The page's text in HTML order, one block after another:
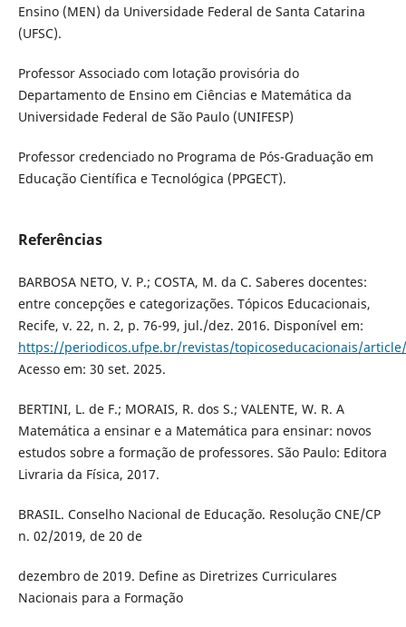
Ensino (MEN) da Universidade Federal de Santa Catarina
(UFSC).
Professor Associado com lotação provisória do
Departamento de Ensino em Ciências e Matemática da
Universidade Federal de São Paulo (UNIFESP)
Professor credenciado no Programa de Pós-Graduação em
Educação Científica e Tecnológica (PPGECT).
Referências
BARBOSA NETO, V. P.; COSTA, M. da C. Saberes docentes:
entre concepções e categorizações. Tópicos Educacionais,
Recife, v. 22, n. 2, p. 76-99, jul./dez. 2016. Disponível em:
https://periodicos.ufpe.br/revistas/topicoseducacionais/
Acesso em: 30 set. 2025.
BERTINI, L. de F.; MORAIS, R. dos S.; VALENTE, W. R. A
Matemática a ensinar e a Matemática para ensinar: novos
estudos sobre a formação de professores. São Paulo: Editora
Livraria da Física, 2017.
BRASIL. Conselho Nacional de Educação. Resolução CNE/CP
n. 02/2019, de 20 de
dezembro de 2019. Define as Diretrizes Curriculares
Nacionais para a Formação